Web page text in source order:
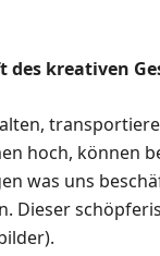
des kreativen
hoch, können
was uns
Dieser